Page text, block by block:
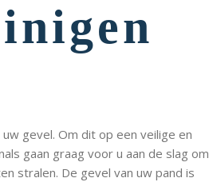
gevel. Om dit op een veilige en
gaan graag voor u aan de slag om
stralen. De gevel van uw pand is